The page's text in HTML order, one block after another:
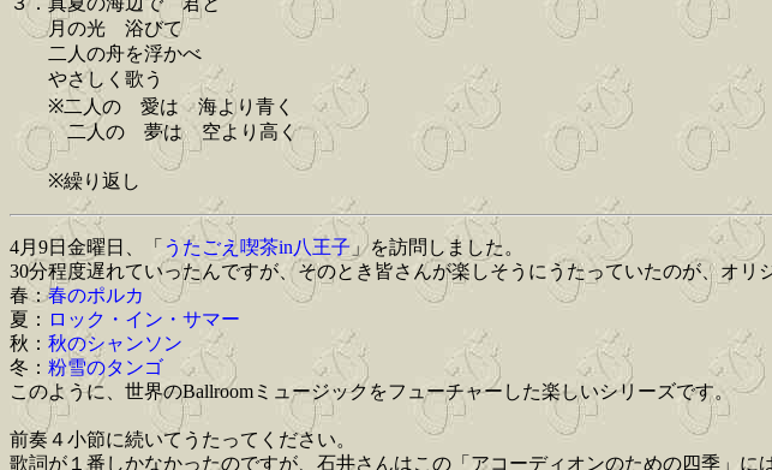
月の光 浴びて
二人の舟を浮かべ
やさしく歌う
※二人の 愛は 海より青く
二人の 夢は 空より高く
※繰り返し
4月9日金曜日、「 うたごえ喫茶in八王子 」を訪問しました。
30分程度遅れていったんですが、そのとき皆さんが楽しそうにうたっていたのが、オ
春：春のポルカ
夏： ロック・イン・サマー
秋： 秋のシャンソン
冬： 粉雪のタンゴ
このように、世界のBallroomミュージックをフューチャーした楽しいシリーズです。
前奏４小節に続いてうたってください。
歌詞が１番しかなかったのですが、石井さんはこの「アコーディオンのための四季」